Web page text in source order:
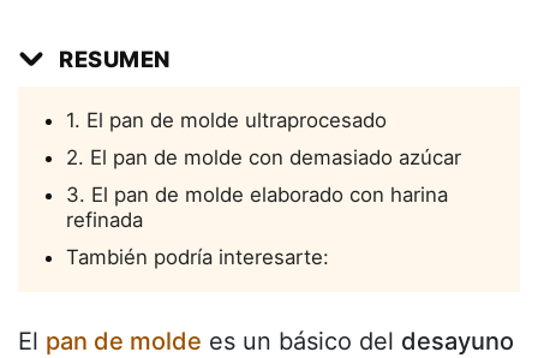
RESUMEN
1. El pan de molde ultraprocesado
2. El pan de molde con demasiado azúcar
3. El pan de molde elaborado con harina
refinada
También podría interesarte:
El pan de molde es un básico del desayuno